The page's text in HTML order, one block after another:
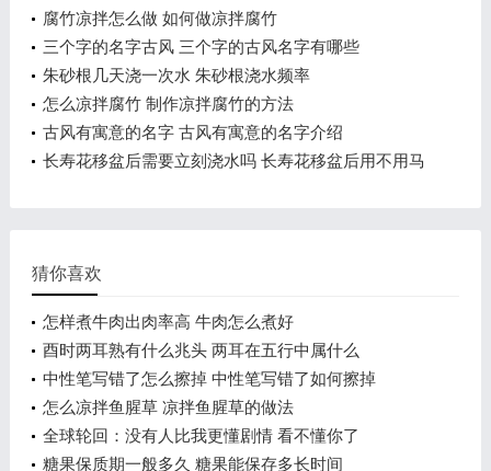
一次
腐竹凉拌怎么做 如何做凉拌腐竹
三个字的名字古风 三个字的古风名字有哪些
朱砂根几天浇一次水 朱砂根浇水频率
怎么凉拌腐竹 制作凉拌腐竹的方法
古风有寓意的名字 古风有寓意的名字介绍
长寿花移盆后需要立刻浇水吗 长寿花移盆后用不用马
猜你喜欢
怎样煮牛肉出肉率高 牛肉怎么煮好
酉时两耳熟有什么兆头 两耳在五行中属什么
中性笔写错了怎么擦掉 中性笔写错了如何擦掉
怎么凉拌鱼腥草 凉拌鱼腥草的做法
全球轮回：没有人比我更懂剧情 看不懂你了
糖果保质期一般多久 糖果能保存多长时间